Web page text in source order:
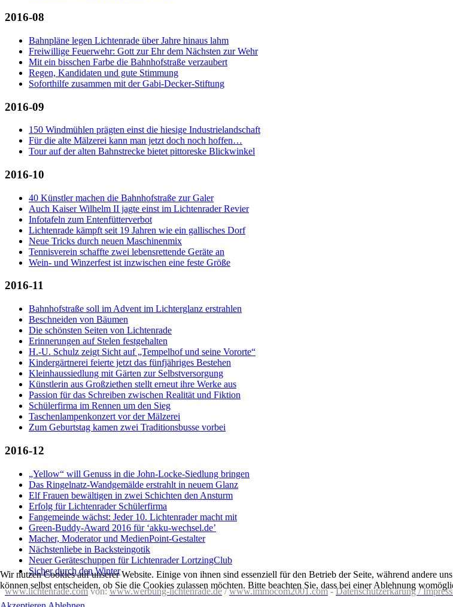
2016-08
Bahnpläne legen Lichtenrade über Jahre hinaus lahm
Freiwillige Feuerwehr: Gott zur Ehr dem Nächsten zur Wehr
Mit ein bisschen Farbe die Bahnhofstraße verzaubert
Regen, Kandidaten und gute Stimmung
Soforthilfe zusammen mit der Gabi-Decker-Stiftung
2016-09
150 Windmühlen prägten einst die hiesige Industrielandschaft
Für die alte Mälzerei kann man jetzt doch noch hoffen…
Tour auf der alten Bahnstrecke bietet pittoreske Blickwinkel
2016-10
40 Künstler machen die Bahnhofstraße zur Galer
Auch Kaiser Wilhelm II jagte einst im Lichtenrader Revier
Infotafeln zum Entenfütterverbot
Lichtenrade kämpft seit 19 Jahren wie ein gallisches Dorf
Neue Tricks durch neuen Maschinenmix
Tennisverein schaffte zwei lebensrettende Geräte an
Wein- und Winzerfest ist inzwischen eine feste Größe
2016-11
Bahnhofstraße soll im Advent im Lichterglanz erstrahlen
Beschneiden von Bäumen
Die schönsten Seiten von Lichtenrade
Erinnerungen auf Stelen festgehalten
H.-U. Schulz zeigt Sicht auf „Tempelhof und seine Vororte“
Kindergärtnerei feierte jetzt das fünfjähriges Bestehen
Kleinhaussiedlung mit Gärten zur Selbstversorgung
Künstlerin aus Großziethen stellt erneut ihre Werke aus
Passion für das Schreiben zwischen Realität und Fiktion
Schülerfirma im Rennen um den Sieg
Taschenlampenkonzert vor der Mälzerei
Zum Geburtstag kamen zwei Traditionsbusse vorbei
2016-12
„Yellow“ will Genuss in die John-Locke-Siedlung bringen
Das Ringelnatz-Wandgemälde erstrahlt in neuem Glanz
Elf Frauen bewältigen in zwei Schichten den Ansturm
Erfolg für Lichtenrader Schülerfirma
Fangemeinde wächst: Jeder 10. Lichtenrader macht mit
Green-Buddy-Award 2016 für ‘akku-wechsel.de’
Macher, Moderator und MedienPoint-Gestalter
Nächstenliebe in Backsteingotik
Neuer Geräteschuppen für Lichtenrader LortzingClub
Sicher durch den Winter
www.lichtenrade.comvon:www.werbung-lichtenrade.de/www.immocom2001.com-Datenschutzerkärung /
Wir nutzen Cookies auf unserer Website. Einige von ihnen sind essenziell für den Betrieb der Seite, während andere
können selbst entscheiden, ob Sie die Cookies zulassen möchten. Bitte beachten Sie, dass bei einer Ablehnung